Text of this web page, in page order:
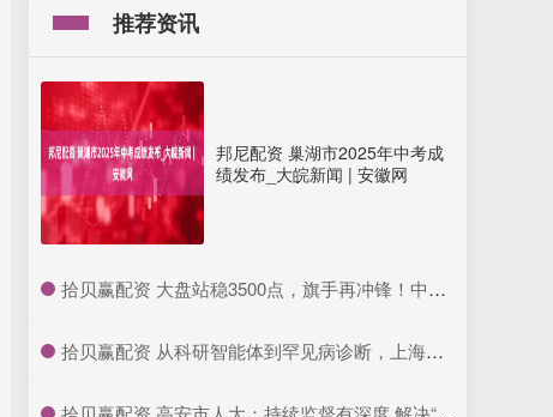
推荐资讯
邦尼配资 巢湖市2025年中考成
绩发布_大皖新闻 | 安徽网
​拾贝赢配资 大盘站稳3500点，旗手再冲锋！中银证券2连板，证券ETF龙头(560090)放量涨超3%！券商上半年业绩预报陆续出炉，国盛金控净利润暴涨2倍以上
​拾贝赢配资 从科研智能体到罕见病诊断，上海交大最新发布五项全球领先AI成果